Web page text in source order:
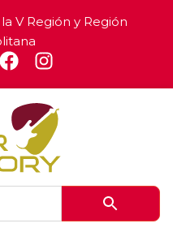
V Región y Región